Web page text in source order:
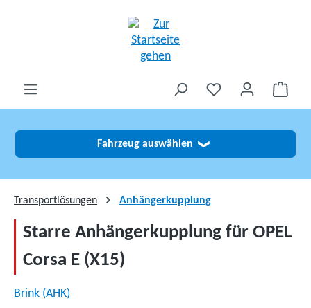
Fahrzeug auswählen ❯
Transportlösungen Anhängerkupplung
Starre Anhängerkupplung für OPEL
Corsa E (X15)
Brink (AHK)